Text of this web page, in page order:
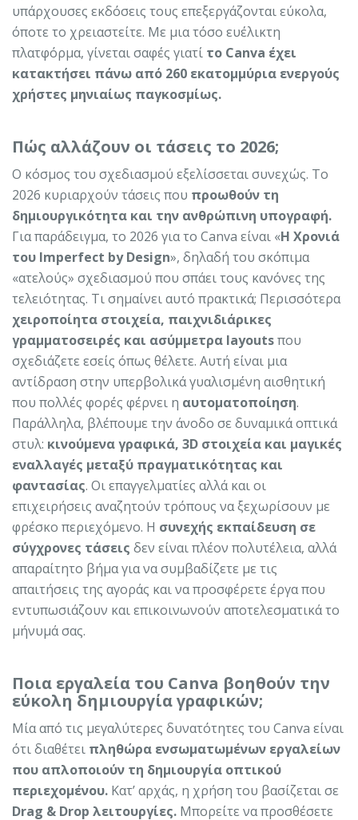
υπάρχουσες εκδόσεις τους επεξεργάζονται εύκολα,
όποτε το χρειαστείτε. Με μια τόσο ευέλικτη
πλατφόρμα, γίνεται σαφές γιατί το Canva έχει
κατακτήσει πάνω από 260 εκατομμύρια ενεργούς
χρήστες μηνιαίως παγκοσμίως.
Πώς αλλάζουν οι τάσεις το 2026;
Ο κόσμος του σχεδιασμού εξελίσσεται συνεχώς. Το
2026 κυριαρχούν τάσεις που προωθούν τη
δημιουργικότητα και την ανθρώπινη υπογραφή.
Για παράδειγμα, το 2026 για το Canva είναι «Η Χρονιά
του Imperfect by Design», δηλαδή του σκόπιμα
«ατελούς» σχεδιασμού που σπάει τους κανόνες της
τελειότητας. Τι σημαίνει αυτό πρακτικά; Περισσότερα
χειροποίητα στοιχεία, παιχνιδιάρικες
γραμματοσειρές και ασύμμετρα layoutsπου
σχεδιάζετε εσείς όπως θέλετε. Αυτή είναι μια
αντίδραση στην υπερβολικά γυαλισμένη αισθητική
που πολλές φορές φέρνει η αυτοματοποίηση.
Παράλληλα, βλέπουμε την άνοδο σε δυναμικά οπτικά
στυλ: κινούμενα γραφικά, 3D στοιχεία και μαγικές
εναλλαγές μεταξύ πραγματικότητας και
φαντασίας. Οι επαγγελματίες αλλά και οι
επιχειρήσεις αναζητούν τρόπους να ξεχωρίσουν με
φρέσκο περιεχόμενο. Η συνεχής εκπαίδευση σε
σύγχρονες τάσεις δεν είναι πλέον πολυτέλεια, αλλά
απαραίτητο βήμα για να συμβαδίζετε με τις
απαιτήσεις της αγοράς και να προσφέρετε έργα που
εντυπωσιάζουν και επικοινωνούν αποτελεσματικά το
μήνυμά σας.
Ποια εργαλεία του Canva βοηθούν την
εύκολη δημιουργία γραφικών;
Μία από τις μεγαλύτερες δυνατότητες του Canva είναι
ότι διαθέτει πληθώρα ενσωματωμένων εργαλείων
που απλοποιούν τη δημιουργία οπτικού
περιεχομένου. Κατ’ αρχάς, η χρήση του βασίζεται σε
Drag & Drop λειτουργίες. Μπορείτε να προσθέσετε